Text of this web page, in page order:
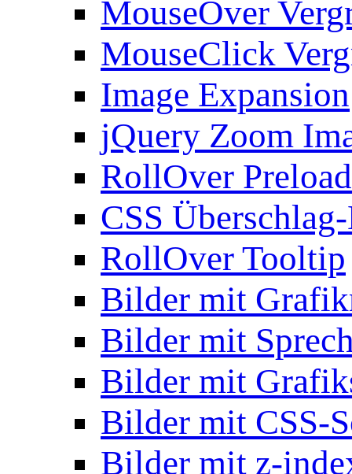
MouseOver
MouseClick
Image Expansion
jQuery Zoom
RollOver Preload
CSS
RollOver Tooltip
Bilder mit
Bilder mit
Bilder mit
Bilder mit CSS-
Bilder mit z-